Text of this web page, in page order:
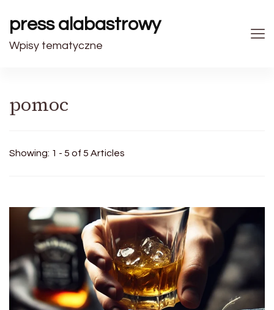
press alabastrowy
Wpisy tematyczne
pomoc
Showing: 1 - 5 of 5 Articles